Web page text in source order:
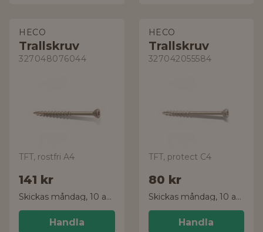
HECO
Trallskruv
327048076044
TFT, rostfri A4
141 kr
Skickas måndag, 10 aug.
Handla
HECO
Trallskruv
327042055584
TFT, protect C4
80 kr
Skickas måndag, 10 aug.
Handla